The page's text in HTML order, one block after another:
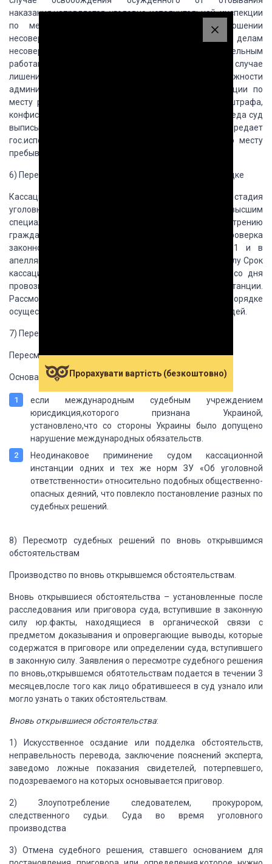
наказания,напрвляется уголовно-исполнительной инспекции
по месту проживания
осужденного, а в отношении
несовершеннолетнего лица службе по делам
несовершеннолетних; при осуждении к исправительным
работам, в ОВД по месту
проживания осужденного; в случае
лишения права занимать определенные должности
администрации предприятия, учреждения организации по
месту работы; в случае
необходимости взыскания штрафа,
конфискации имущества, взыскания причиненного
рведа суд
выписывает исполнительные листы и передает
гос.исполнителю по месту
проживания лица или по месту
пребывании его имущества
6) Пересмотр судебных решений в кассационном порядке
Кассационное
производство- самостоятельная стадия
уголовного производства, в которой высшим
специализированным судом Украины по рассмотрению
гражданских и уголовных дел,
осуществляется проверка
законности и справедливости приговоров судов 1 и в
апелляционной инстанций, вступивших в законную силу Срок
кассационного
обжалования в течении 3 месяцев со дня
провозглашения решения судом
апелляционной инстанции.
Рассмотрение судебных решений в кассационном порядке
осуществляется вколлегиальным судом в
составе 3 судей.
7) Пересмотр судебных решений ВСУ
Пересмотр судебныхрешений ВСУ.
Основания дляпересмотра ВСУ:
если международным судебным учреждением
юрисдикция,которого признана Украиной,
установлено,что со стороны Украины было допущено
нарушение международных обязательств.
Неодинаковое приминение судом кассационной
инстанции одних и техже норм ЗУ «Об уголовной
ответственности» относительно подобныхобщественно-
опасных деяний, что повлекло постановление разных по
судебныхрешений.
8) Пересмотр судебных решений по вновь открывшимся
обстоятельствам
Производство по вновь открывшемся обстоятельствам.
Вновь открывшиеся обстоятельства – установленные после
расследования или приговора суда, вступившие в законную
силу юр.факты, находящиеся в органической связи с
предметом доказывания и опровергающие выводы, которые
содержатся в приговоре или определении суда, вступившего
в законную силу. Заявления о пересмотре судебного решения
по вновь,открывшемся обятотельствам подается в течении 3
месяцев,после того как лицо обратившееся в суд узнало или
могло узнать о таких обстоятельствам.
Вновь открывшиесяобстоятельства:
1) Искусственное осздание или подделка обстоятельств,
неправельность перевода, заключение пояснений эксперта,
заведомо ложные показания свидетелей, потерпевшего,
подозреваемого на которыхосновывается приговор.
2) Злоупотребление следователем, прокурором,
следственного судьи. Суда во время уголовного
производства
3) Отмена судебного решения, ставшего основанием для
Прорахувати вартість (безкоштовно)